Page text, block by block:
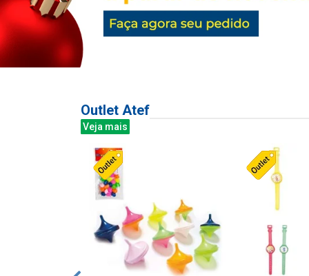
Outlet Atef
Veja mais